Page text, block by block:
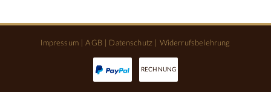
Impressum|AGB| Datenschutz Widerrufsbelehrung
RECHNUNG